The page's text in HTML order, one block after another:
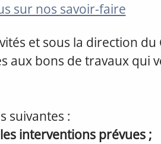
sur nos savoir-faire
et sous la direction du
aux bons de travaux qui
suivantes :
interventions prévues ;